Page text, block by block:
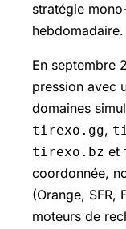
stratégie
hebdomadaire.
En septembre
pression avec
domaines
tirexo.gg,
tirexo.bz et
coordonnée,
(Orange, SFR,
moteurs de